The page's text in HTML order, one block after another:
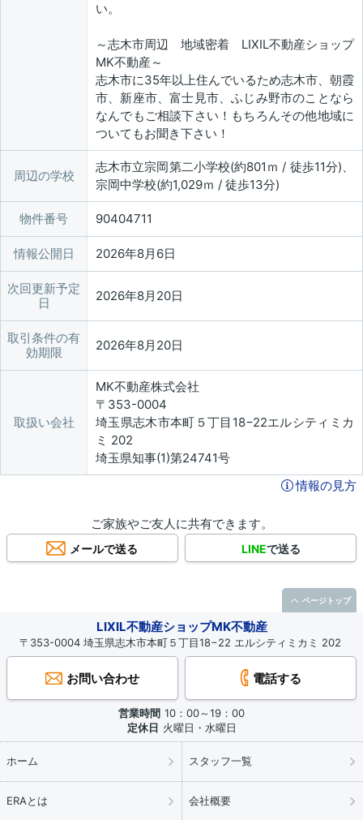
い。
～志木市周辺 地域密着 LIXIL不動産ショップ
MK不動産～
志木市に35年以上住んでいるため志木市、朝霞
市、新座市、富士見市、ふじみ野市のことなら
なんでもご相談下さい！もちろんその他地域に
ついてもお聞き下さい！
周辺の学校
志木市立宗岡第二小学校(約801ｍ / 徒歩11分)、
宗岡中学校(約1,029ｍ / 徒歩13分)
物件番号 90404711
情報公開日 2026年8月6日
次回更新予定
日
2026年8月20日
取引条件の有
効期限
2026年8月20日
取扱い会社
MK不動産株式会社
〒353-0004
埼玉県志木市本町５丁目18−22エルシティミカ
ミ 202
埼玉県知事(1)第24741号
情報の見方
ご家族やご友人に共有できます。
メールで送る LINEで送る
LIXIL不動産ショップMK不動産
〒353-0004 埼玉県志木市本町５丁目18−22 エルシティミカミ 202
お問い合わせ 電話する
営業時間 10：00～19：00
定休日 火曜日・水曜日
ホーム スタッフ一覧
ERAとは 会社概要
ページトップ